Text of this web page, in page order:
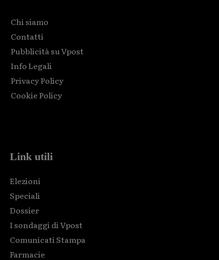
Chi siamo
Contatti
Pubblicità su Vpost
Info Legali
Privacy Policy
Cookie Policy
Link utili
Elezioni
Speciali
Dossier
I sondaggi di Vpost
Comunicati Stampa
Farmacie